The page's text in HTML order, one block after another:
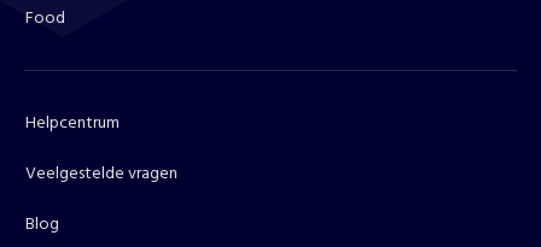
Food
Helpcentrum
Veelgestelde vragen
Blog